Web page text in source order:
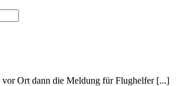
vor Ort dann die Meldung für Flughelfer [...]